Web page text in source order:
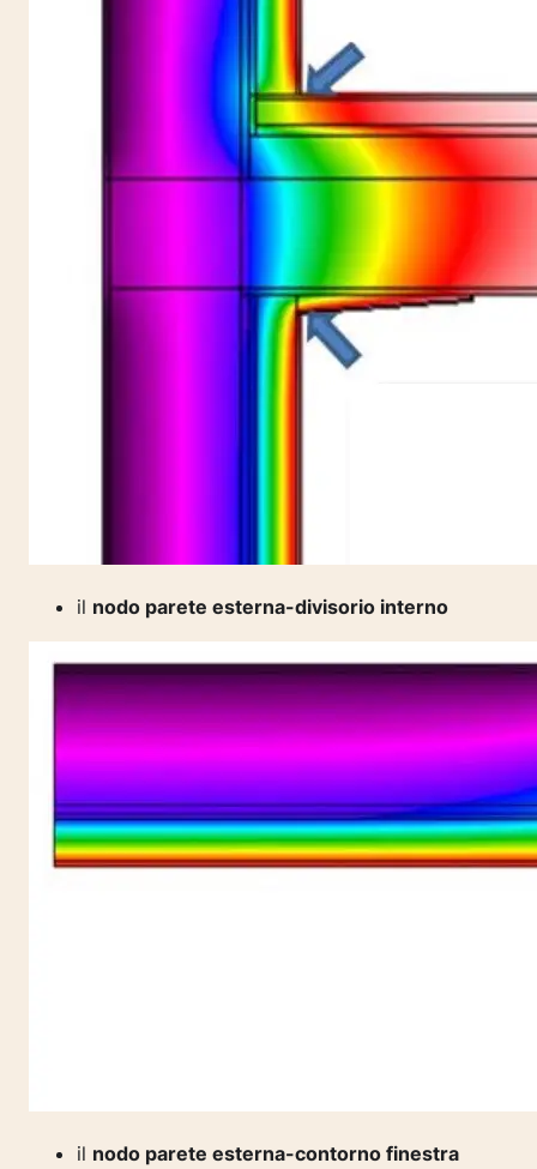
il nodo parete esterna-divisorio interno
il nodo parete esterna-contorno finestra